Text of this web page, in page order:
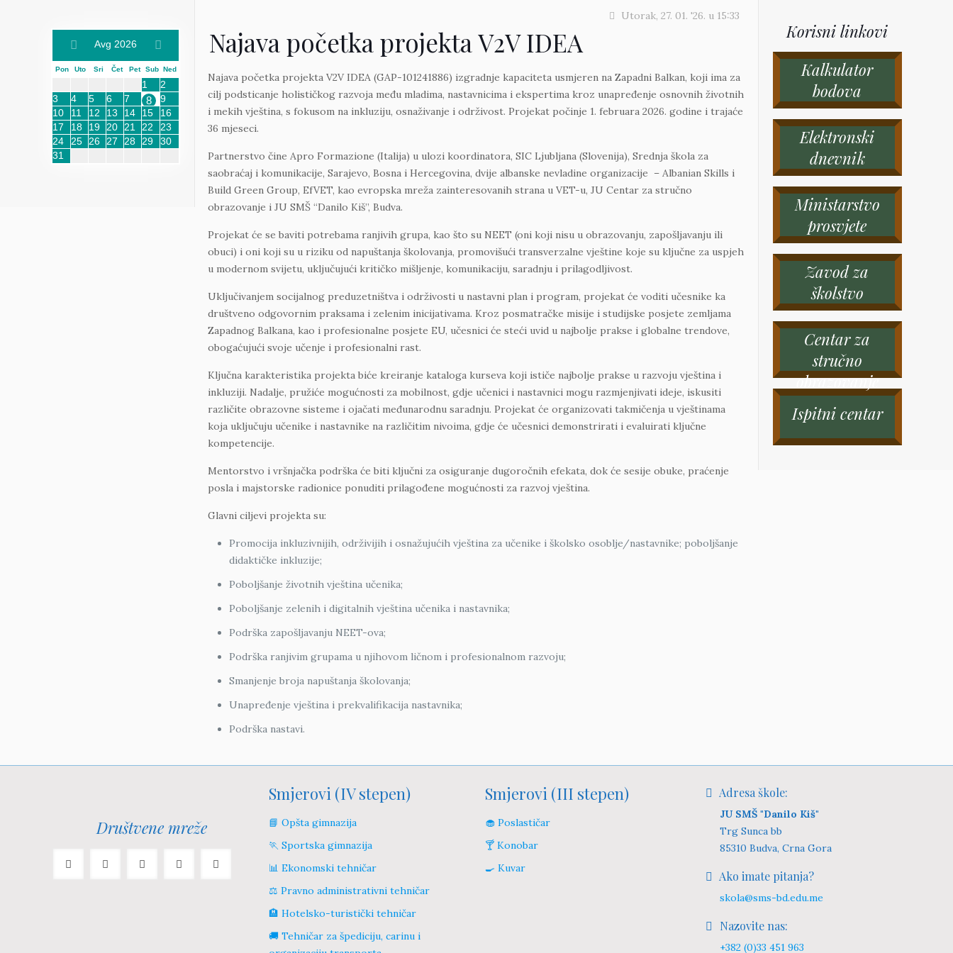
Utorak, 27. 01. '26. u 15:33
Najava početka projekta V2V IDEA
Najava početka projekta V2V IDEA (GAP-101241886) izgradnje kapaciteta usmjeren na Zapadni Balkan, koji ima za
cilj podsticanje holističkog razvoja među mladima, nastavnicima i ekspertima kroz unapređenje osnovnih životnih
i mekih vještina, s fokusom na inkluziju, osnaživanje i održivost. Projekat počinje 1. februara 2026. godine i trajaće
36 mjeseci.
Partnerstvo čine Apro Formazione (Italija) u ulozi koordinatora, SIC Ljubljana (Slovenija), Srednja škola za
saobraćaj i komunikacije, Sarajevo, Bosna i Hercegovina, dvije albanske nevladine organizacije – Albanian Skills i
Build Green Group, EfVET, kao evropska mreža zainteresovanih strana u VET-u, JU Centar za stručno
obrazovanje i JU SMŠ “Danilo Kiš”, Budva.
Projekat će se baviti potrebama ranjivih grupa, kao što su NEET (oni koji nisu u obrazovanju, zapošljavanju ili
obuci) i oni koji su u riziku od napuštanja školovanja, promovišući transverzalne vještine koje su ključne za uspjeh
u modernom svijetu, uključujući kritičko mišljenje, komunikaciju, saradnju i prilagodljivost.
Uključivanjem socijalnog preduzetništva i održivosti u nastavni plan i program, projekat će voditi učesnike ka
društveno odgovornim praksama i zelenim inicijativama. Kroz posmatračke misije i studijske posjete zemljama
Zapadnog Balkana, kao i profesionalne posjete EU, učesnici će steći uvid u najbolje prakse i globalne trendove,
obogaćujući svoje učenje i profesionalni rast.
Ključna karakteristika projekta biće kreiranje kataloga kurseva koji ističe najbolje prakse u razvoju vještina i
inkluziji. Nadalje, pružiće mogućnosti za mobilnost, gdje učenici i nastavnici mogu razmjenjivati ideje, iskusiti
različite obrazovne sisteme i ojačati međunarodnu saradnju. Projekat će organizovati takmičenja u vještinama
koja uključuju učenike i nastavnike na različitim nivoima, gdje će učesnici demonstrirati i evaluirati ključne
kompetencije.
Mentorstvo i vršnjačka podrška će biti ključni za osiguranje dugoročnih efekata, dok će sesije obuke, praćenje
posla i majstorske radionice ponuditi prilagođene mogućnosti za razvoj vještina.
Glavni ciljevi projekta su:
Promocija inkluzivnijih, održivijih i osnažujućih vještina za učenike i školsko osoblje/nastavnike; poboljšanje
didaktičke inkluzije;
Poboljšanje životnih vještina učenika;
Poboljšanje zelenih i digitalnih vještina učenika i nastavnika;
Podrška zapošljavanju NEET-ova;
Podrška ranjivim grupama u njihovom ličnom i profesionalnom razvoju;
Smanjenje broja napuštanja školovanja;
Unapređenje vještina i prekvalifikacija nastavnika;
Podrška nastavi.
Avg 2026
Pon Uto Sri Čet Pet Sub Ned
1
2
3
4 5 6 7 8
9
10
11 12 13 14 15
16
17
18 19 20 21 22
23
24
25 26 27 28 29
30
31
Korisni linkovi
Kalkulator
bodova
Elektronski
dnevnik
Ministarstvo
prosvjete
Zavod za
školstvo
Centar za
stručno
obrazovanje
Ispitni centar
Društvene mreže
Smjerovi (IV stepen)
📘 Opšta gimnazija
🏃 Sportska gimnazija
📊 Ekonomski tehničar
⚖️ Pravno administrativni tehničar
🏨 Hotelsko-turistički tehničar
🚚 Tehničar za špediciju, carinu i
Smjerovi (III stepen)
🧁 Poslastičar
🍸 Konobar
🍳 Kuvar
Adresa škole:
JU SMŠ "Danilo Kiš"
Trg Sunca bb
85310 Budva, Crna Gora
Ako imate pitanja?
skola@sms-bd.edu.me
Nazovite nas:
+382 (0)33 451 963